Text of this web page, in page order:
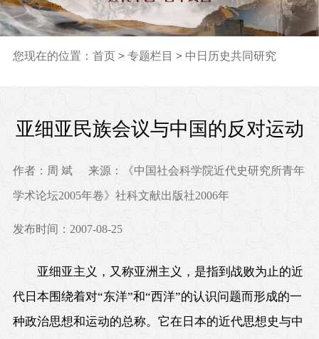
您现在的位置： 首页> 专题栏目 > 中日历史共同研究
亚细亚民族会议与中国的反对运动
作者：周 斌 来源：《中国社会科学院近代史研究所青年
学术论坛2005年卷》社科文献出版社2006年
发布时间：2007-08-25
亚细亚主义，又称亚洲主义，是指到战败为止的近
代日本围绕着对“东洋”和“西洋”的认识问题而形成的一
种政治思想和运动的总称。它在日本的近代思想史与中